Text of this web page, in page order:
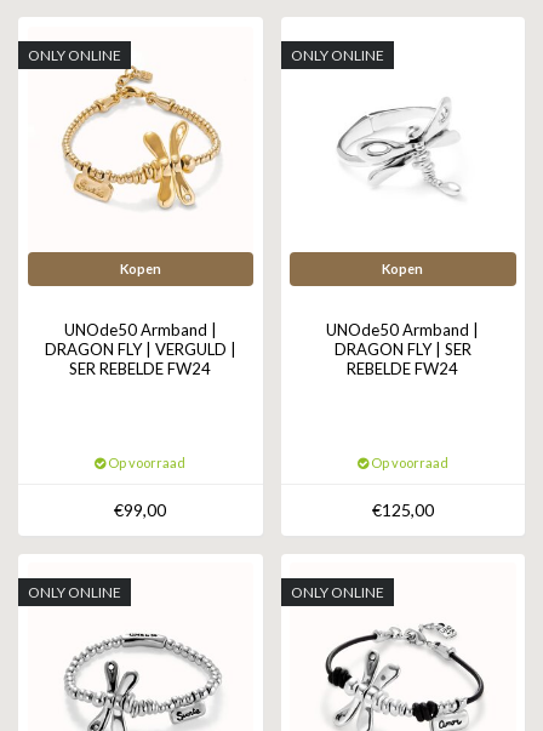
GNOES
YMALA
REBEL & ROSE
SILK | SALE
KARMA
ZAG BIJOUX
KAPTEN & SON
SER INTREPIDA | SS25
HORLOGE
SALE
CADEAUTJES TOT € 50
CADEAUTJES TOT € 100
CADEAUTJES VANAF € 100
BLOG
ONLY ONLINE
Kopen
UNOde50 Armband |
DRAGON FLY | VERGULD |
SER REBELDE FW24
Op voorraad
€99,00
ONLY ONLINE
Kopen
UNOde50 Armband |
DRAGON FLY | SER
REBELDE FW24
Op voorraad
€125,00
ONLY ONLINE ONLY ONLINE